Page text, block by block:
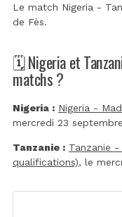
Le match Nigeria -
de Fès.
🗓️ Nigeria et
matchs ?
Nigeria : Nigeria -
mercredi 23
Tanzanie : Tanzanie -
qualifications), le